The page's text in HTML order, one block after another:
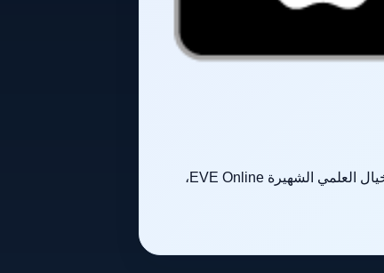
استحوذ قسم DeepMind الذي يركز على الذكاء الاصطناعي في Google على حصة أقلية في مطور لعبة محاكاة الخيال العلمي الشهيرة EVE Online،